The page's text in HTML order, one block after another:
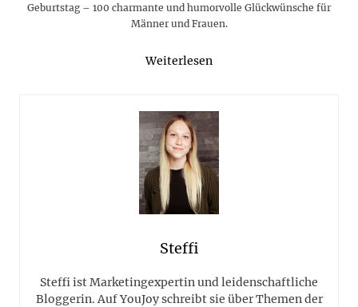
Geburtstag – 100 charmante und humorvolle Glückwünsche für
Männer und Frauen.
Weiterlesen
Steffi
Steffi ist Marketingexpertin und leidenschaftliche
Bloggerin. Auf YouJoy schreibt sie über Themen der